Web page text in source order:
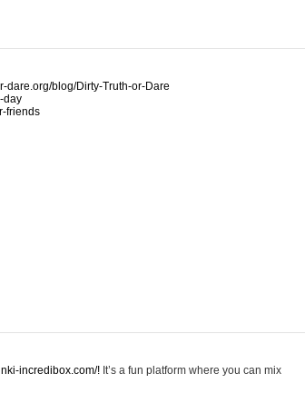
dare.org/blog/Dirty-Truth-or-Dare
day
friends
incredibox.com/! It’s a fun platform where you can mix